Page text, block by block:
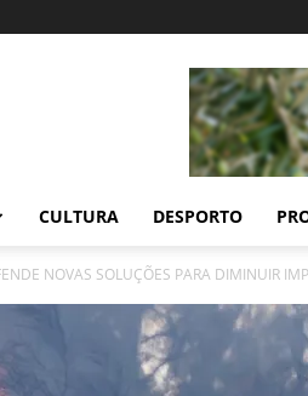
CULTURA DESPORTO
NOVAS SOLUÇÕES PARA DIMINUIR